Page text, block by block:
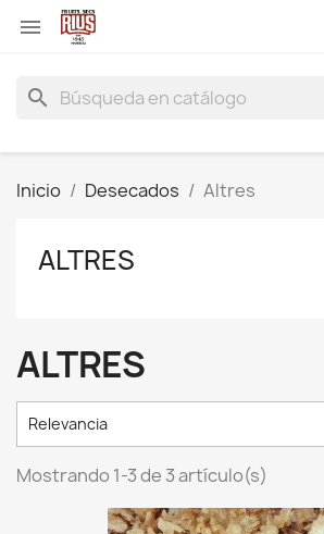

search
Inicio Desecados Altres
ALTRES
ALTRES
Relevancia
Mostrando 1-3 de 3 artículo(s)